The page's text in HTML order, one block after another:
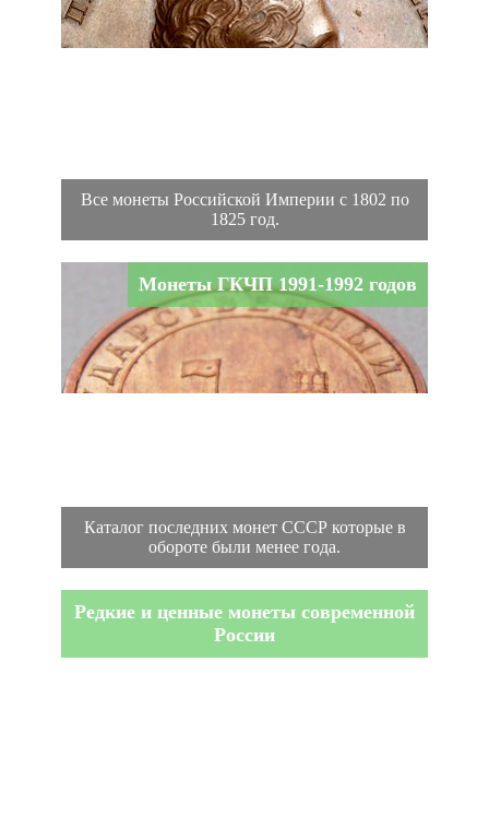
Все монеты Российской Империи с 1802 по
1825 год.
Монеты ГКЧП 1991-1992 годов
Каталог последних монет СССР которые в
обороте были менее года.
Редкие и ценные монеты современной
России